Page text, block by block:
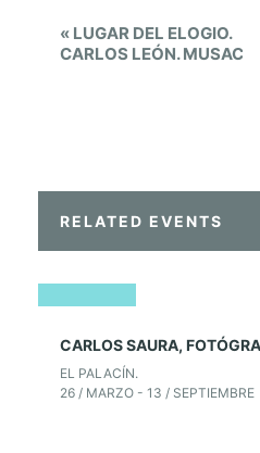
M
P
E
.
M
U
A
C
E
v
a
v
i
g
a
t
i
o
« LUGAR DEL ELOGIO.
CARLOS LEÓN. MUSAC
RELATED EVENTS
marzo
2026
EL PALACÍN.
26 / MARZO - 13 / SEPTIEMBRE